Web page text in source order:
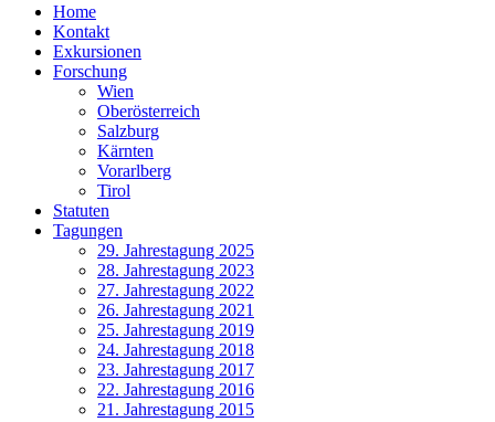
Home
Kontakt
Exkursionen
Forschung
Wien
Oberösterreich
Salzburg
Kärnten
Vorarlberg
Tirol
Statuten
Tagungen
29. Jahrestagung 2025
28. Jahrestagung 2023
27. Jahrestagung 2022
26. Jahrestagung 2021
25. Jahrestagung 2019
24. Jahrestagung 2018
23. Jahrestagung 2017
22. Jahrestagung 2016
21. Jahrestagung 2015